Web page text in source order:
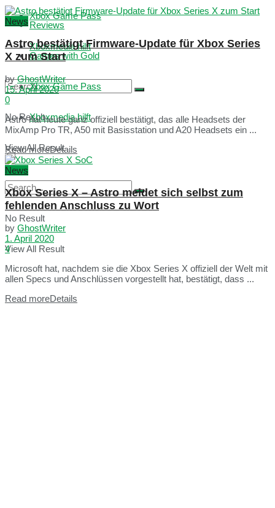
Xbox Game Pass
Xboxmedia hilft
No Result
View All Result
Reviews
Games with Gold
Xbox Game Pass
Xboxmedia hilft
No Result
View All Result
News
Astro bestätigt Firmware-Update für Xbox Series
X zum Start
by GhostWriter
15. April 2020
0
Astro hat heute ganz offiziell bestätigt, das alle Headsets der
MixAmp Pro TR, A50 mit Basisstation und A20 Headsets ein ...
Read moreDetails
News
Xbox Series X – Astro meldet sich selbst zum
fehlenden Anschluss zu Wort
by GhostWriter
1. April 2020
4
Microsoft hat, nachdem sie die Xbox Series X offiziell der Welt mit
allen Specs und Anschlüssen vorgestellt hat, bestätigt, dass ...
Read moreDetails